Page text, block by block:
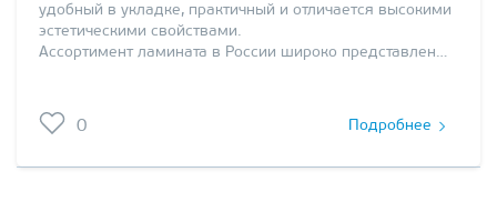
удобный в укладке, практичный и отличается высокими
эстетическими свойствами.
Ассортимент ламината в России широко представлен…
0 Подробнее